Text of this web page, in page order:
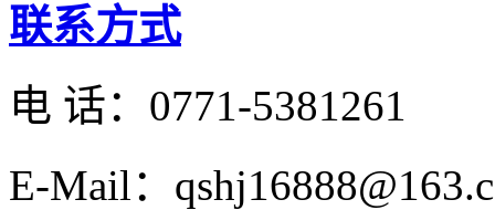
联系方式
电 话： 0771-5381261
E-Mail：